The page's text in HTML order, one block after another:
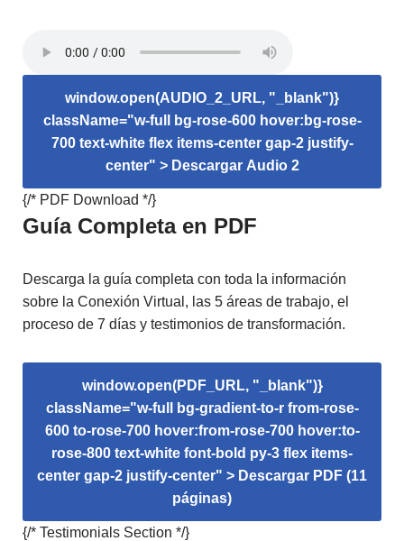
window.open(AUDIO_2_URL, "_blank")}
className="w-full bg-rose-600 hover:bg-rose-
700 text-white flex items-center gap-2 justify-
center" > Descargar Audio 2
{/* PDF Download */}
Guía Completa en PDF
Descarga la guía completa con toda la información
sobre la Conexión Virtual, las 5 áreas de trabajo, el
proceso de 7 días y testimonios de transformación.
window.open(PDF_URL, "_blank")}
className="w-full bg-gradient-to-r from-rose-
600 to-rose-700 hover:from-rose-700 hover:to-
rose-800 text-white font-bold py-3 flex items-
center gap-2 justify-center" > Descargar PDF (11
páginas)
{/* Testimonials Section */}